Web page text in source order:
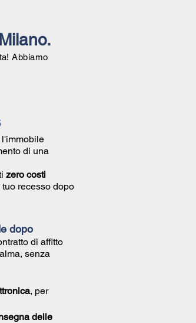
Abbiamo
l'immobile
di una
zero costi
recesso dopo
dopo
di affitto
senza
, per
delle